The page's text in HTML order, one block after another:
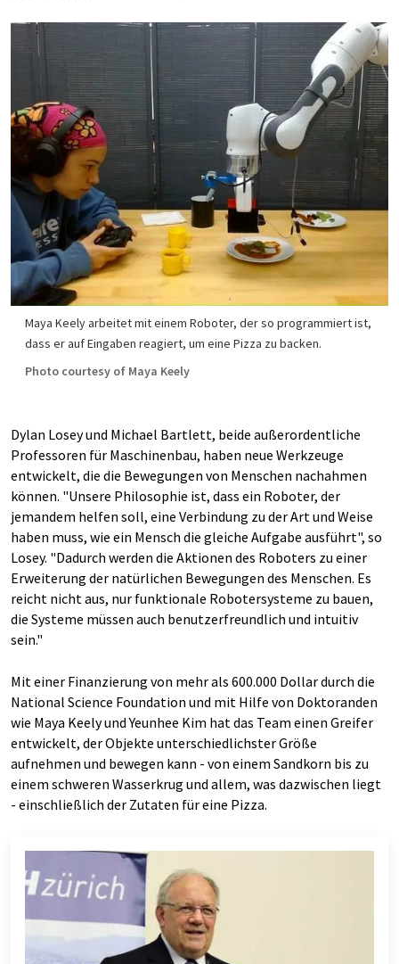
Maya Keely arbeitet mit einem Roboter, der so programmiert ist,
dass er auf Eingaben reagiert, um eine Pizza zu backen.
Photo courtesy of Maya Keely
Dylan Losey und Michael Bartlett, beide außerordentliche
Professoren für Maschinenbau, haben neue Werkzeuge
entwickelt, die die Bewegungen von Menschen nachahmen
können. "Unsere Philosophie ist, dass ein Roboter, der
jemandem helfen soll, eine Verbindung zu der Art und Weise
haben muss, wie ein Mensch die gleiche Aufgabe ausführt", so
Losey. "Dadurch werden die Aktionen des Roboters zu einer
Erweiterung der natürlichen Bewegungen des Menschen. Es
reicht nicht aus, nur funktionale Robotersysteme zu bauen,
die Systeme müssen auch benutzerfreundlich und intuitiv
sein."
Mit einer Finanzierung von mehr als 600.000 Dollar durch die
National Science Foundation und mit Hilfe von Doktoranden
wie Maya Keely und Yeunhee Kim hat das Team einen Greifer
entwickelt, der Objekte unterschiedlichster Größe
aufnehmen und bewegen kann - von einem Sandkorn bis zu
einem schweren Wasserkrug und allem, was dazwischen liegt
- einschließlich der Zutaten für eine Pizza.